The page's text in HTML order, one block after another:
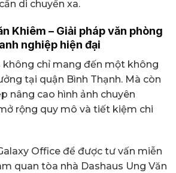
di chuyển xa.
Khiêm – Giải pháp văn phòng
nghiệp hiện đại
không chỉ mang đến một không
tại quận Bình Thạnh. Mà còn
nâng cao hình ảnh chuyên
rộng quy mô và tiết kiệm chi
Office để được tư vấn miễn
quan tòa nhà Dashaus Ung Văn